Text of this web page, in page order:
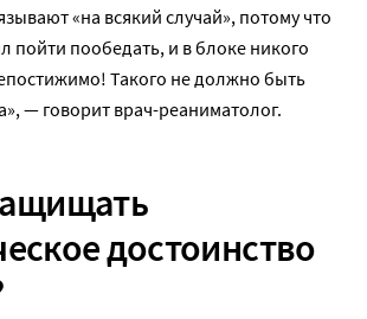
«на всякий случай», потому что
пойти пообедать, и в блоке никого
Такого не должно быть
— говорит врач-реаниматолог.
достоинство